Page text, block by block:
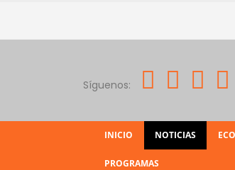
Síguenos:
INICIO NOTICIAS
PROGRAMAS